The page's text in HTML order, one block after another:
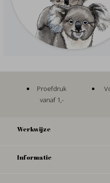
Proefdruk
vanaf 1,-
Werkwijze
Informatie